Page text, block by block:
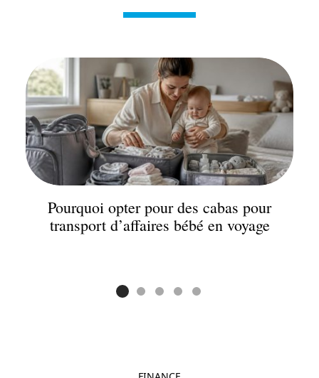
Pourquoi opter pour des cabas pour
transport d’affaires bébé en voyage